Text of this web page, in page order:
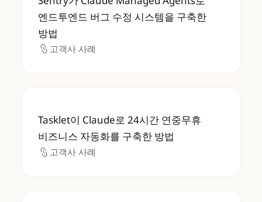
엔드투엔드 버그 수정 시스템을 구축한
방법
고객사 사례
고객사 사례
Tasklet이 Claude로 24시간 연중무휴 비즈니
Tasklet이 Claude로 24시간 연중무휴
비즈니스 자동화를 구축한 방법
고객사 사례
고객사 사례